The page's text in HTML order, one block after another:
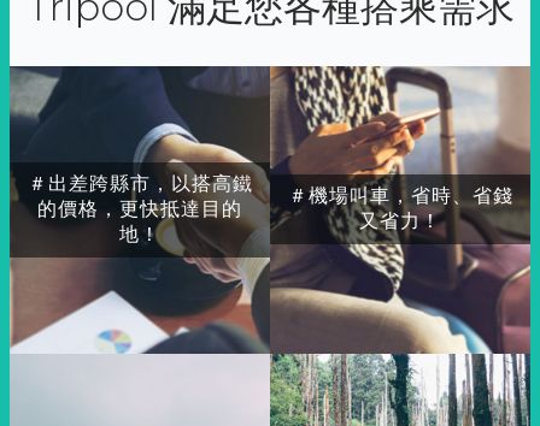
＃出差跨縣市，以搭高鐵
的價格，更快抵達目的
地！
＃機場叫車，省時、省錢
又省力！